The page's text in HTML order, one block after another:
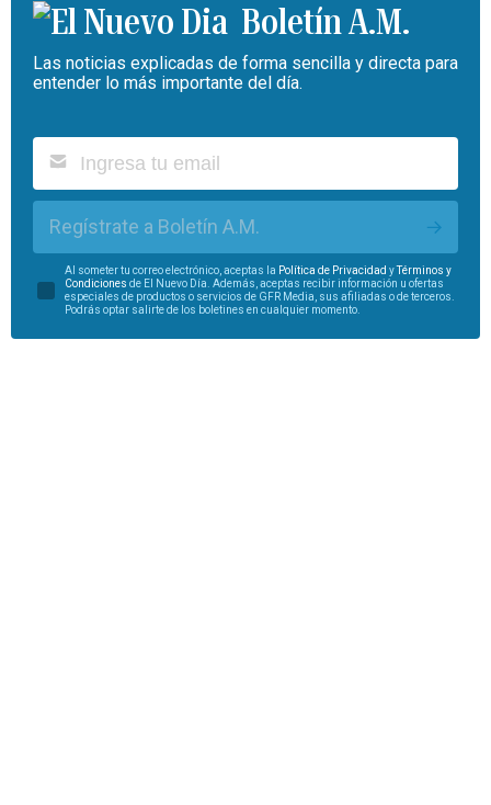
Boletín A.M.
Las noticias explicadas de forma sencilla y directa para
entender lo más importante del día.
Regístrate a Boletín A.M.
Al someter tu correo electrónico, aceptas la Política de Privacidad yTérminos y
Condiciones de El Nuevo Día. Además, aceptas recibir información u ofertas
especiales de productos o servicios de GFR Media, sus afiliadas o de terceros.
Podrás optar salirte de los boletines en cualquier momento.